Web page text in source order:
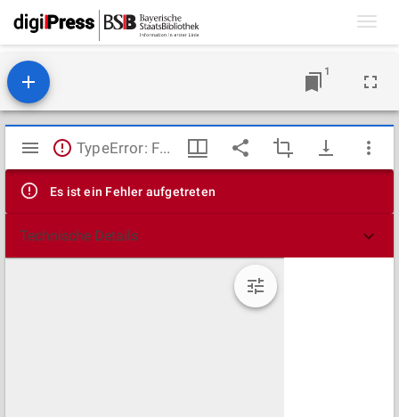
1
Mirador
Viewer
TypeError: Failed to fetch
Es ist ein Fehler aufgetreten
Technische Details